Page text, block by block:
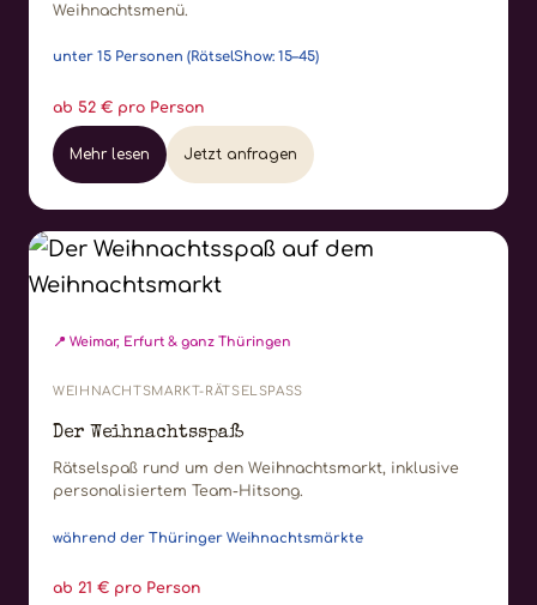
Weihnachtsmenü.
unter 15 Personen (RätselShow: 15–45)
ab 52 € pro Person
Mehr lesen Jetzt anfragen
📍 Weimar, Erfurt & ganz Thüringen
WEIHNACHTSMARKT-RÄTSELSPASS
Der Weihnachtsspaß
Rätselspaß rund um den Weihnachtsmarkt, inklusive
personalisiertem Team-Hitsong.
während der Thüringer Weihnachtsmärkte
ab 21 € pro Person